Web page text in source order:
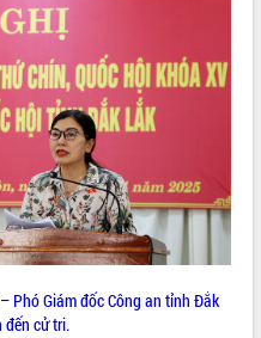
Phó Giám đốc Công an tỉnh Đắk
đến cử tri.